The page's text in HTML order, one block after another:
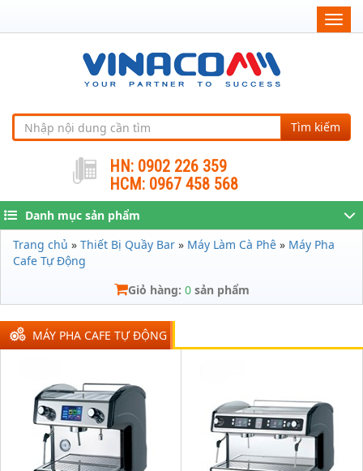
Tìm kiếm
HN: 0902 226 359
HCM: 0967 458 568
Danh mục sản phẩm
Trang chủ » Thiết Bị Quầy Bar » Máy Làm Cà Phê » Máy Pha
Cafe Tự Động
Giỏ hàng: 0sản phẩm
MÁY PHA CAFE TỰ ĐỘNG